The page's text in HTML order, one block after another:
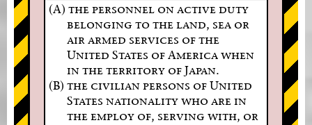
(A) the personnel on active duty
belonging to the land, sea or
air armed services of the
United States of America when
in the territory of Japan.
(B) the civilian persons of United
States nationality who are in
the employ of, serving with, or